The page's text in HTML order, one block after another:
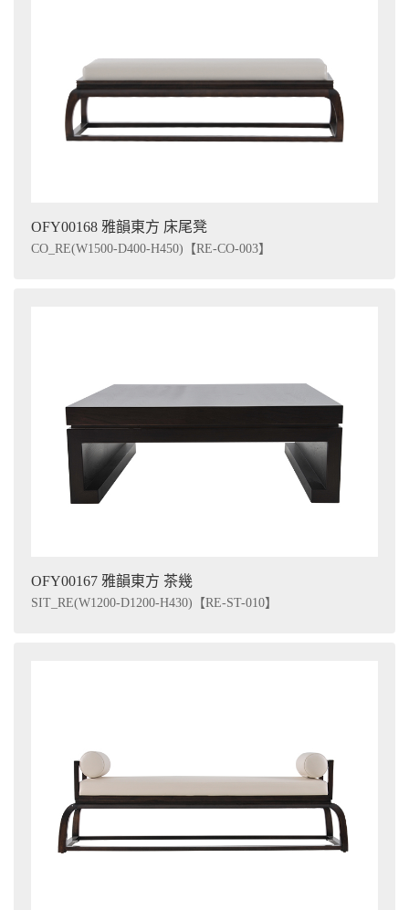
OFY00168 雅韻東方 床尾凳
CO_RE(W1500-D400-H450)【RE-CO-003】
OFY00167 雅韻東方 茶幾
SIT_RE(W1200-D1200-H430)【RE-ST-010】